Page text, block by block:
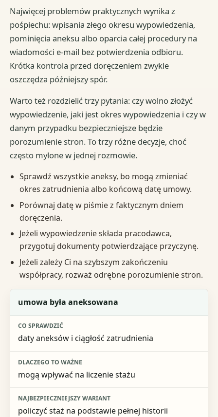
Najwięcej problemów praktycznych wynika z
pośpiechu: wpisania złego okresu wypowiedzenia,
pominięcia aneksu albo oparcia całej procedury na
wiadomości e-mail bez potwierdzenia odbioru.
Krótka kontrola przed doręczeniem zwykle
oszczędza późniejszy spór.
Warto też rozdzielić trzy pytania: czy wolno złożyć
wypowiedzenie, jaki jest okres wypowiedzenia i czy w
danym przypadku bezpieczniejsze będzie
porozumienie stron. To trzy różne decyzje, choć
często mylone w jednej rozmowie.
Sprawdź wszystkie aneksy, bo mogą zmieniać
okres zatrudnienia albo końcową datę umowy.
Porównaj datę w piśmie z faktycznym dniem
doręczenia.
Jeżeli wypowiedzenie składa pracodawca,
przygotuj dokumenty potwierdzające przyczynę.
Jeżeli zależy Ci na szybszym zakończeniu
współpracy, rozważ odrębne porozumienie stron.
Sytuacja
Co sprawdzić
Dlaczego to ważne
umowa była aneksowana
daty aneksów i ciągłość zatrudnienia
mogą wpływać na liczenie stażu
policzyć staż na podstawie pełnej historii